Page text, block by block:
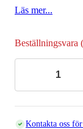
Läs mer...
Beställningsvara (
DOMINO
mängd
Kontakta oss